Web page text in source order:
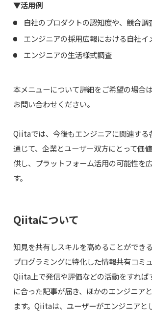
▼活用例
自社のプロダクトの認知度や、競合調
エンジニアの採用広報における自社イ
エンジニアの生活様式調査
本メニューについて詳細をご希望の場合は
お問い合わせください。
Qiitaでは、今後もエンジニアに関連する
通じて、企業とユーザー双方にとって価
供し、プラットフォーム活用の可能性を
す。
Qiitaについて
知見を共有しスキルを高めることができ
プログラミングに特化した情報共有コミュ
Qiita上で発信や評価などの活動をすれば
に合った記事が届き、ほかのエンジニア
ます。Qiitaは、ユーザーがエンジニアと